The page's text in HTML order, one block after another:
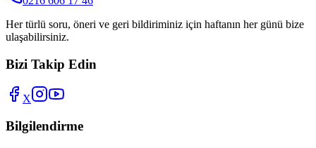
Her türlü soru, öneri ve geri bildiriminiz için haftanın her günü bize
ulaşabilirsiniz.
Bizi Takip Edin
X
Bilgilendirme